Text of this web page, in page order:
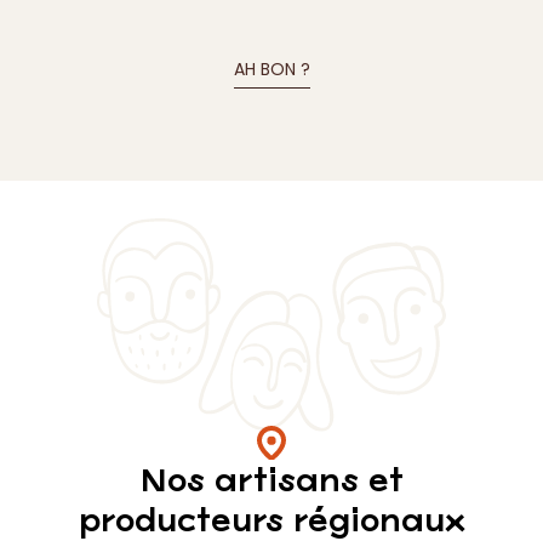
Nos artisans et
producteurs régionaux
AH BON ?